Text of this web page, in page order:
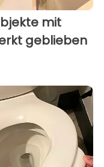
mit
geblieben